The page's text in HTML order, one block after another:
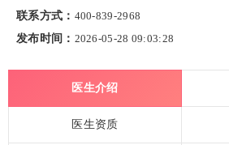
联系方式： 400-839-2968
发布时间： 2026-05-28 09:03:28
医生介绍
医生资质